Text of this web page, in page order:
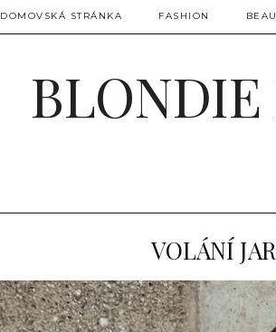
DOMOVSKÁ STRÁNKA FASHION
BLONDIE
VOLÁNÍ